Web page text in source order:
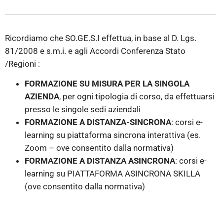
Ricordiamo che SO.GE.S.I effettua, in base al D. Lgs.
81/2008 e s.m.i. e agli Accordi Conferenza Stato
/Regioni :
FORMAZIONE SU MISURA PER LA SINGOLA
AZIENDA, per ogni tipologia di corso, da effettuarsi
presso le singole sedi aziendali
FORMAZIONE A DISTANZA-SINCRONA: corsi e-
learning su piattaforma sincrona interattiva (es.
Zoom – ove consentito dalla normativa)
FORMAZIONE A DISTANZA ASINCRONA: corsi e-
learning su PIATTAFORMA ASINCRONA SKILLA
(ove consentito dalla normativa)